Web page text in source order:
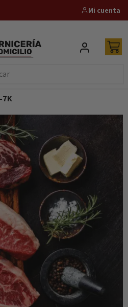
Mi cuenta
7K